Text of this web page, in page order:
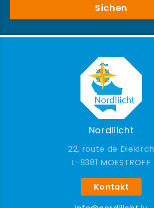
Sichen
Nordliicht
22, route de Diekirch
9381 MOESTROFF
Kontakt